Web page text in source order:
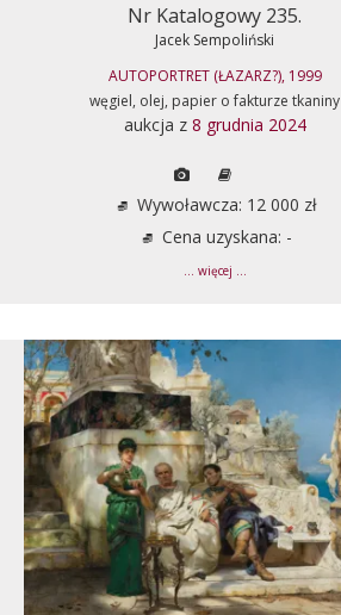
Nr Katalogowy 235.
Jacek Sempoliński
AUTOPORTRET (ŁAZARZ?), 1999
węgiel, olej, papier o fakturze tkaniny
aukcja z 8 grudnia 2024
Wywoławcza: 12 000 zł
Cena uzyskana: -
... więcej ...